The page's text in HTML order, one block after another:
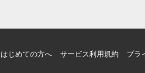
はじめての方へ サービス利用規約 プラ